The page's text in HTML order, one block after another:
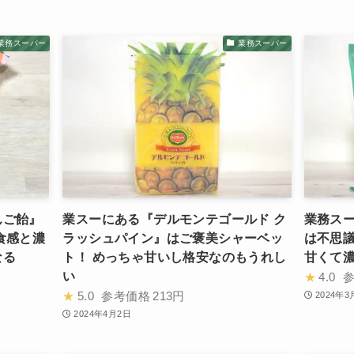
務スーパー
飴』
感と濃
業務スーパー
業スーにある『デルモンテゴールド ク
ラッシュパイン』はご褒美シャーベッ
ト！ めっちゃ甘いし格安なのもうれし
い
★ 5.0 参考価格 213円
2024年4月2日
業務ス
は不思
甘くて
★ 4.0
2024年3